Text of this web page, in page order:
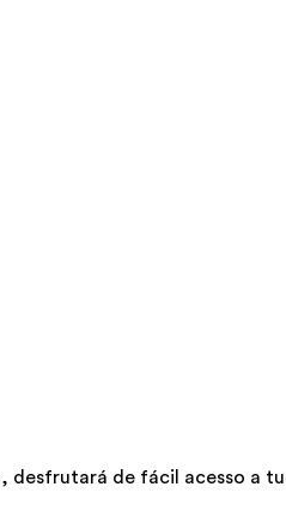
desfrutará de fácil acesso a